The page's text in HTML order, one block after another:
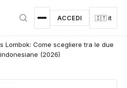
ACCEDI 🇮🇹 it
Lombok: Come scegliere tra le due
(2026)